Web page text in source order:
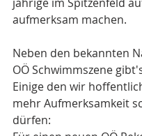
aufmerksam machen.
Neben den bekannten
OÖ Schwimmszene
Einige den wir
mehr Aufmerksamkeit
dürfen: